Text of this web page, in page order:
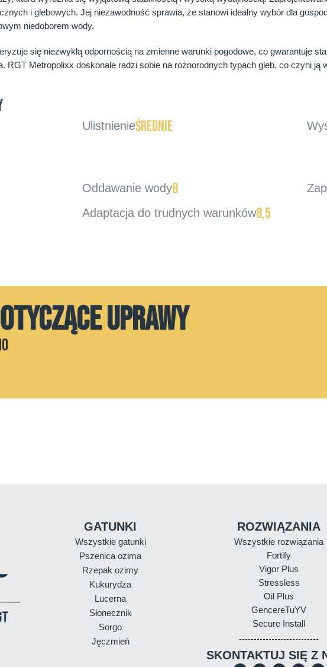
i glebowych. Jej niezawodność sprawia, że stanowi idealny wybór dla
niedoborem wody.
się niezwykłą odpornością na zmienne warunki pogodowe, co gwarantuje
RGT Metropolixx doskonale radzi sobie na różnorodnych typach gleb, co czyni ją
Ulistnienieśrednie
Oddawanie wody8
Adaptacja do trudnych warunków8,5
UPRAWY
GATUNKI
Wszystkie gatunki
Pszenica ozima
Rzepak ozimy
Kukurydza
Lucerna
Słonecznik
Sorgo
Jęczmień
ROZWIĄZANIA
Wszystkie rozwiązania
Fortify
Vigor Plus
Stressless
Oil Plus
GencereTuYV
Secure Install
SKONTAKTUJ SIĘ Z